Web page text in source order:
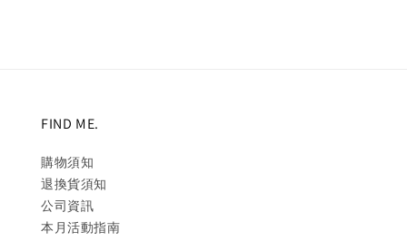
FIND ME.
購物須知
退換貨須知
公司資訊
本月活動指南